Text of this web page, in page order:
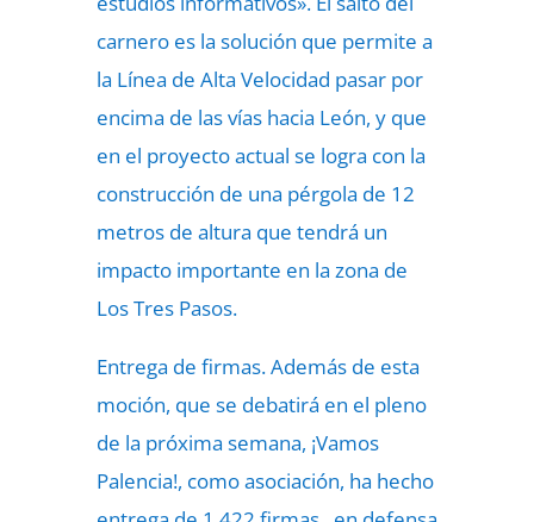
carnero es la solución que permite a
la Línea de Alta Velocidad pasar por
encima de las vías hacia León, y que
en el proyecto actual se logra con la
construcción de una pérgola de 12
metros de altura que tendrá un
impacto importante en la zona de
Los Tres Pasos.
Entrega de firmas. Además de esta
moción, que se debatirá en el pleno
de la próxima semana, ¡Vamos
Palencia!, como asociación, ha hecho